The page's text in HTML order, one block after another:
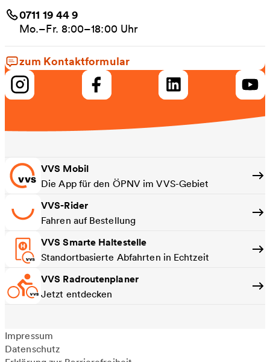
0711 19 44 9
Mo.–Fr. 8:00–18:00 Uhr
zum Kontaktformular
VVS Mobil
Die App für den ÖPNV im VVS-Gebiet
VVS-Rider
Fahren auf Bestellung
VVS Smarte Haltestelle
Standortbasierte Abfahrten in Echtzeit
VVS Radroutenplaner
Jetzt entdecken
Impressum
Datenschutz